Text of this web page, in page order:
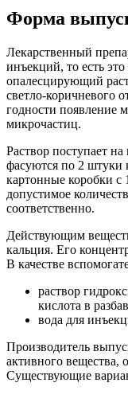
Форма
Лекарственный
инъекций, то есть
опалесцирующий
светло-коричневого
годности появление
микрочастиц.
Раствор поступает
фасуются по 2 штуки
картонные коробки с
допустимое
соответственно.
Действующим
кальция. Его
В качестве
раствор
кислота в
вода для
Производитель
активного вещества,
Существующие